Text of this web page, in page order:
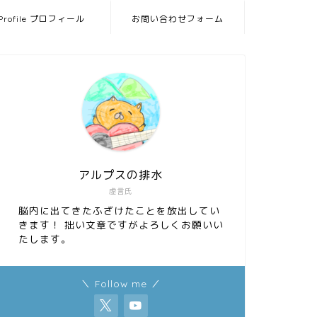
プロフィール お問い合わせフォーム
虚言氏
アルプスの排水
脳内に出てきたふざけたことを放出してい
きます！ 拙い文章ですがよろしくお願いい
たします。
＼ Follow me ／